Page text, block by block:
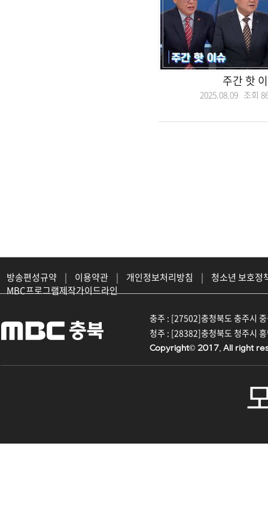
주간 핫
2025.08.09 조회
방송편성규약 | 이용약관 | 개인정보처리방침 |
청소년 보호정
MBC프로그램제작가이드라인
충주 : [27502]충청북도 충주시
청주 : [28382]충청북도 청주시
Copyright© 2017. All right